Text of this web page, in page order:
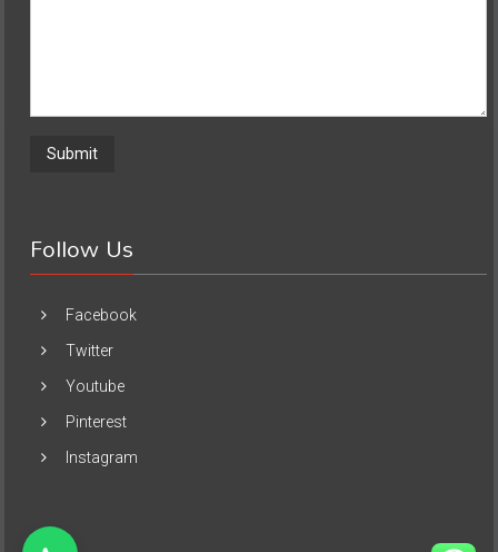
Follow Us
Facebook
Twitter
Youtube
Pinterest
Instagram